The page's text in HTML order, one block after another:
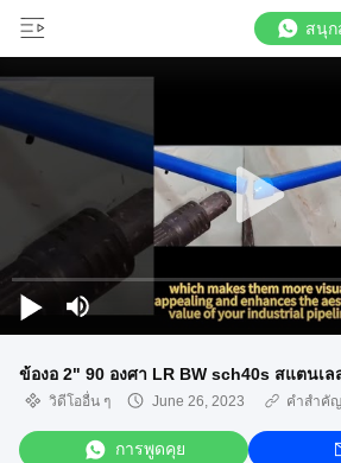
สนุ
ข้องอ 2" 90 องศา LR BW sch40s สแตนเล
วิดีโออื่น ๆ June 26, 2023 คำสำคั
การพูดคุย